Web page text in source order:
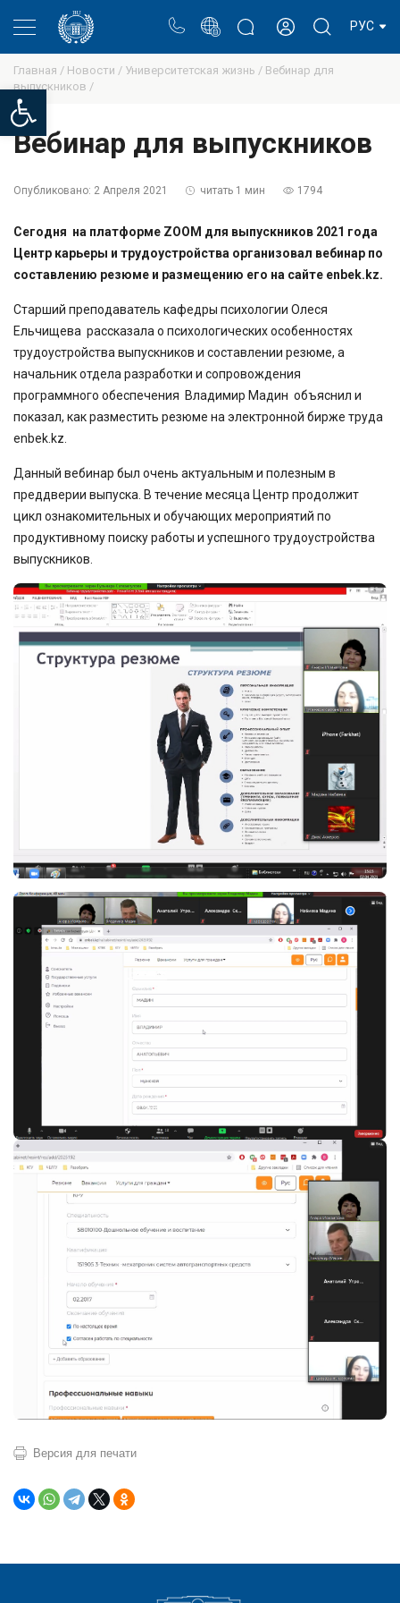
Open toolbar
РУС
Главная / Новости / Университетская жизнь / Вебинар для
выпускников /
Вебинар для выпускников
Опубликовано: 2 Апреля 2021 читать 1 мин 1794
Сегодня на платформе ZOOM для выпускников 2021 года
Центр карьеры и трудоустройства организовал вебинар по
составлению резюме и размещению его на сайте enbek.kz.
Старший преподаватель кафедры психологии Олеся
Ельчищева рассказала о психологических особенностях
трудоустройства выпускников и составлении резюме, а
начальник отдела разработки и сопровождения
программного обеспечения Владимир Мадин объяснил и
показал, как разместить резюме на электронной бирже труда
enbek.kz.
Данный вебинар был очень актуальным и полезным в
преддверии выпуска. В течение месяца Центр продолжит
цикл ознакомительных и обучающих мероприятий по
продуктивному поиску работы и успешного трудоустройства
выпускников.
Версия для печати